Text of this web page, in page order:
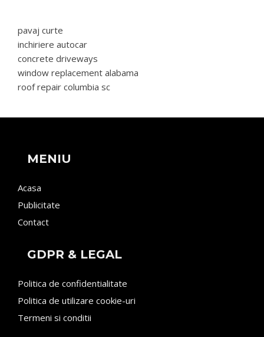
pavaj curte
inchiriere autocar
concrete driveways
window replacement alabama
roof repair columbia sc
MENIU
Acasa
Publicitate
Contact
GDPR & LEGAL
Politica de confidentialitate
Politica de utilizare cookie-uri
Termeni si conditii